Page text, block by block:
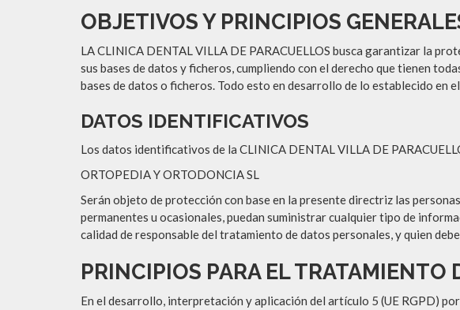
OBJETIVOS Y PRINCIPIOS
LA CLINICA DENTAL VILLA DE PARACUELLOS busca garantizar la
sus bases de datos y ficheros, cumpliendo con el derecho que tienen
bases de datos o ficheros. Todo esto en desarrollo de lo establecido
DATOS IDENTIFICATIVOS
Los datos identificativos de la CLINICA DENTAL VILLA DE
ORTOPEDIA Y ORTODONCIA SL
Serán objeto de protección con base en la presente directriz las
permanentes u ocasionales, puedan suministrar cualquier tipo de
calidad de responsable del tratamiento de datos personales, y quien
PRINCIPIOS PARA EL TRATAMIENTO
En el desarrollo, interpretación y aplicación del artículo 5 (UE RGPD)